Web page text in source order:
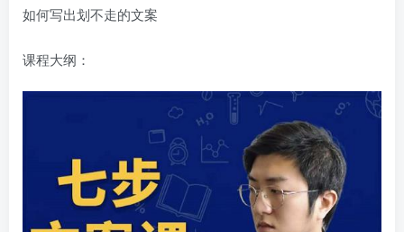
如何写出划不走的文案
课程大纲：